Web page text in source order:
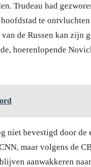
Trudeau had
te
de Russen kan zijn
hoerenlopende
niet bevestigd door
maar volgens de
aanwakkeren